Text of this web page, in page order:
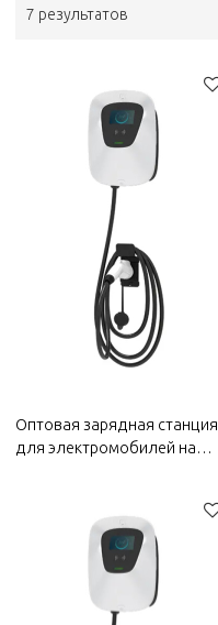
7 результатов
Оптовая зарядная станция
для электромобилей на
зарядка, безопасная и
надежная | Автозапчасти
для Bestune